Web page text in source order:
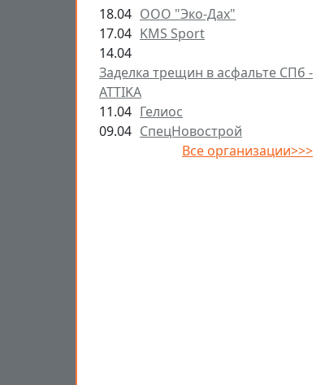
18.04 ООО "Эко-Дах"
17.04 KMS Sport
14.04
Заделка трещин в асфальте СПб -
ATTIKA
11.04 Гелиос
09.04 СпецНовострой
Все организации>>>